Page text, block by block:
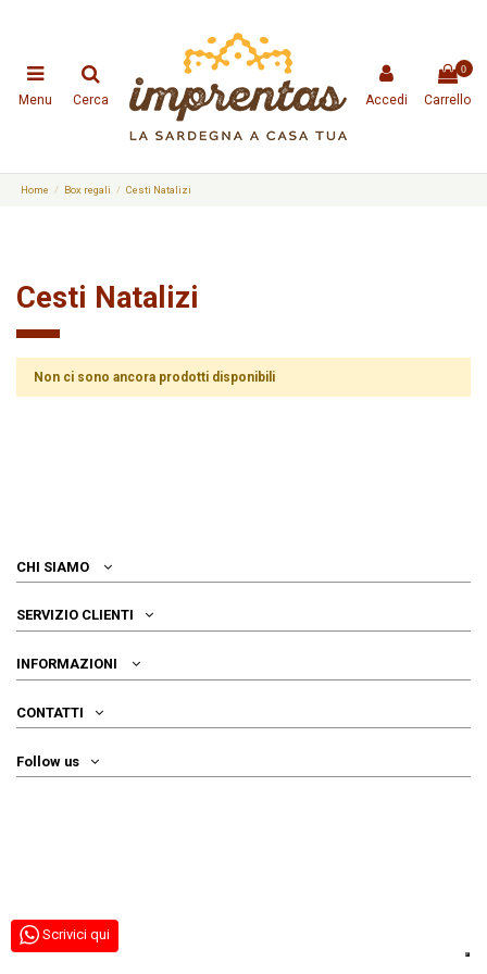
Menu Cerca Accedi
0
Carrello
Home Box regali Cesti Natalizi
Cesti Natalizi
Non ci sono ancora prodotti disponibili
CHI SIAMO
SERVIZIO CLIENTI
INFORMAZIONI
CONTATTI
Follow us
Scrivici qui